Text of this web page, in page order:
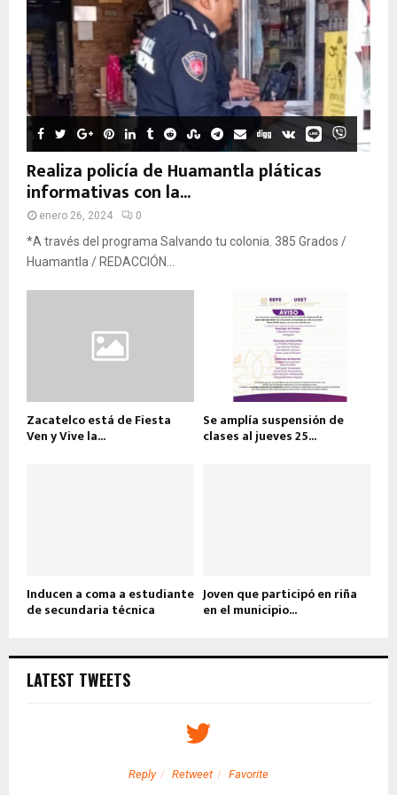
Realiza policía de Huamantla pláticas
informativas con la...
enero 26, 2024 0
*A través del programa Salvando tu colonia. 385 Grados /
Huamantla / REDACCIÓN...
Zacatelco está de Fiesta
Ven y Vive la...
Se amplía suspensión de
clases al jueves 25...
Inducen a coma a estudiante
de secundaria técnica
Joven que participó en riña
en el municipio...
LATEST TWEETS
Reply Retweet Favorite